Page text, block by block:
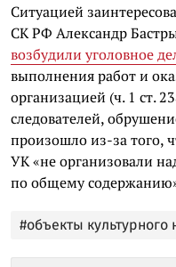
Ситуацией
СК РФ Александр
возбудили уголовное
выполнения работ и
организацией (ч. 1 ст.
следователей,
произошло из-за того,
УК «не организовали
по общему
#объекты культурного